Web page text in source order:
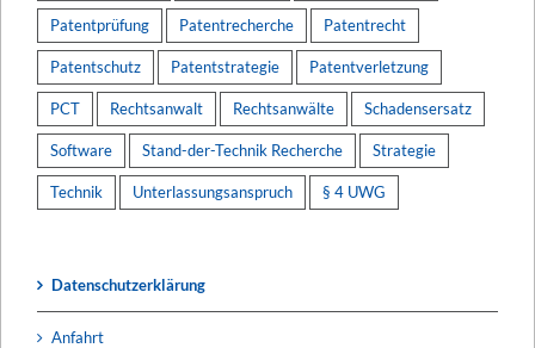
Patentprüfung Patentrecherche Patentrecht
Patentschutz Patentstrategie Patentverletzung
PCT Rechtsanwalt Rechtsanwälte Schadensersatz
Software Stand-der-Technik Recherche Strategie
Technik Unterlassungsanspruch § 4 UWG
Datenschutzerklärung
Anfahrt